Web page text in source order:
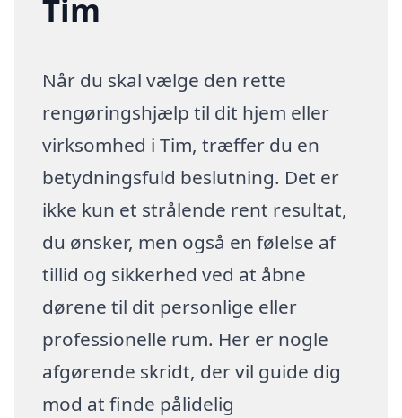
Tim
Når du skal vælge den rette
rengøringshjælp til dit hjem eller
virksomhed i Tim, træffer du en
betydningsfuld beslutning. Det er
ikke kun et strålende rent resultat,
du ønsker, men også en følelse af
tillid og sikkerhed ved at åbne
dørene til dit personlige eller
professionelle rum. Her er nogle
afgørende skridt, der vil guide dig
mod at finde pålidelig